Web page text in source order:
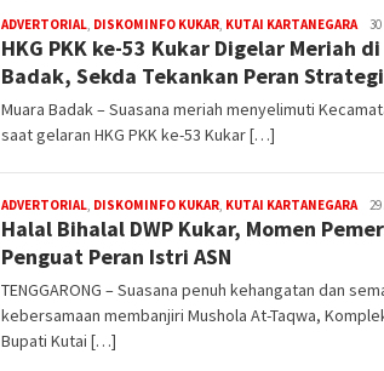
ADVERTORIAL DISKOMINFO KUKAR KUTAI KARTANEGARA
HKG PKK ke-53 Kukar Digelar Meriah
Badak, Sekda Tekankan Peran
Muara Badak – Suasana meriah menyelimuti
saat gelaran HKG PKK ke-53 Kukar […]
ADVERTORIAL DISKOMINFO KUKAR KUTAI KARTANEGARA
Halal Bihalal DWP Kukar, Momen
Penguat Peran Istri ASN
TENGGARONG – Suasana penuh kehangatan dan
kebersamaan membanjiri Mushola At-Taqwa,
Bupati Kutai […]